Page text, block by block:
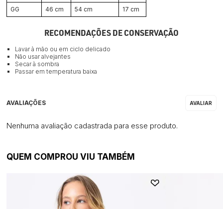
GG
46 cm 54 cm 17 cm
RECOMENDAÇÕES DE CONSERVAÇÃO
Lavar à mão ou em ciclo delicado
Não usar alvejantes
Secar à sombra
Passar em temperatura baixa
Nenhuma avaliação cadastrada para esse produto.
QUEM COMPROU VIU TAMBÉM